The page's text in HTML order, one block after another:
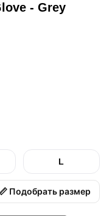
- Grey
L
Подобрать размер